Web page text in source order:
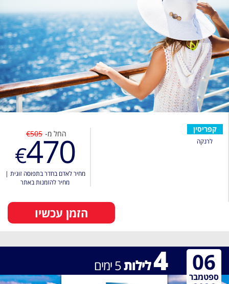
קפריסין
לרנקה
החל מ- €505
€470
מחיר לאדם בחדר בתפוסה זוגית |
מחיר להזמנות באתר
הזמן עכשיו
4לילות5ימים 06
ספטמבר